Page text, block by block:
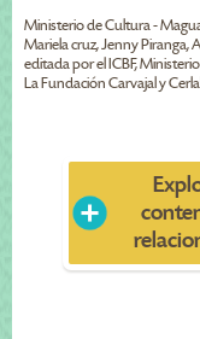
Ministerio de Cultura -
Mariela cruz, Jenny Piranga,
editada por el ICBF,
La Fundación Carvajal y